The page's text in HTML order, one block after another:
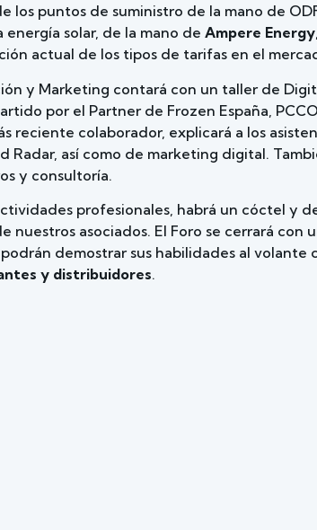
los puntos de suministro de la mano de
solar, de la mano de Ampere Energy
actual de los tipos de tarifas en el
y Marketing contará con un taller de
por el Partner de Frozen España,
reciente colaborador, explicará a los
Radar, así como de marketing digital.
y consultoría.
profesionales, habrá un cóctel y
nuestros asociados. El Foro se cerrará con
demostrar sus habilidades al volante
y distribuidores.